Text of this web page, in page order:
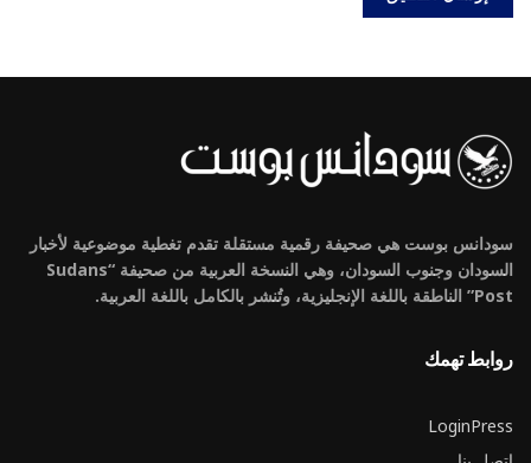
سودانس بوست هي صحيفة رقمية مستقلة تقدم تغطية موضوعية لأخبار
السودان وجنوب السودان، وهي النسخة العربية من صحيفة “Sudans
Post” الناطقة باللغة الإنجليزية، وتُنشر بالكامل باللغة العربية.
روابط تهمك
LoginPress